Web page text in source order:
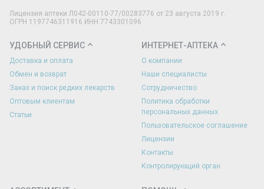
Лицензия аптеки Л042-00110-77/00283776 от 23 августа 2019 г.
ОГРН 1197746311916 ИНН 7743301096
УДОБНЫЙ СЕРВИС
Доставка и оплата
Обмен и возврат
Заказ и поиск редких лекарств
Оптовым клиентам
Статьи
ИНТЕРНЕТ-АПТЕКА
О компании
Наши специалисты
Сотрудничество
Политика обработки
персональных данных
Пользовательское соглашение
Лицензии
Контакты
Контролирующий орган